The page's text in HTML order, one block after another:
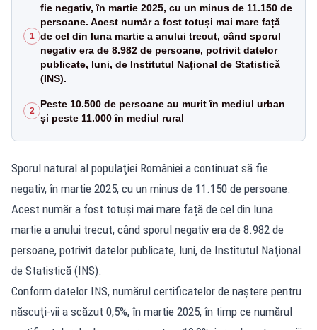
1
fie negativ, în martie 2025, cu un minus de 11.150 de
persoane. Acest număr a fost totuși mai mare față
de cel din luna martie a anului trecut, când sporul
negativ era de 8.982 de persoane, potrivit datelor
publicate, luni, de Institutul Naţional de Statistică
(INS).
2
Peste 10.500 de persoane au murit în mediul urban
și peste 11.000 în mediul rural
Sporul natural al populaţiei României a continuat să fie
negativ, în martie 2025, cu un minus de 11.150 de persoane.
Acest număr a fost totuși mai mare față de cel din luna
martie a anului trecut, când sporul negativ era de 8.982 de
persoane, potrivit datelor publicate, luni, de Institutul Naţional
de Statistică (INS).
Conform datelor INS, numărul certificatelor de naştere pentru
născuţi-vii a scăzut 0,5%, în martie 2025, în timp ce numărul